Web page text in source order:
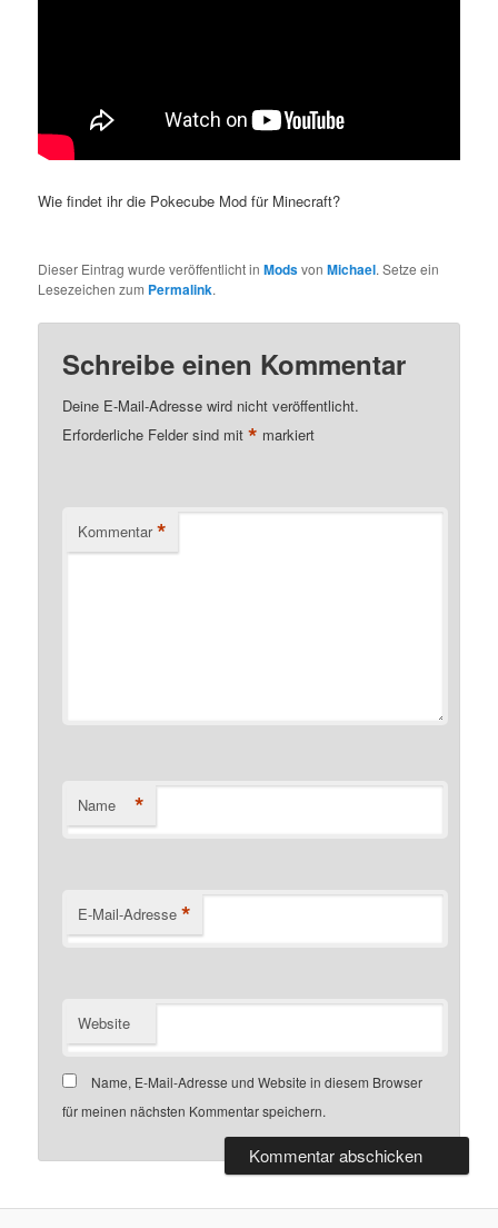
Wie findet ihr die Pokecube Mod für Minecraft?
Dieser Eintrag wurde veröffentlicht inModsvonMichael. Setze ein
Lesezeichen zum Permalink.
Schreibe einen Kommentar
Deine E-Mail-Adresse wird nicht veröffentlicht.
Erforderliche Felder sind mit* markiert
Kommentar *
Name *
E-Mail-Adresse *
Website
Name, E-Mail-Adresse und Website in diesem Browser
für meinen nächsten Kommentar speichern.